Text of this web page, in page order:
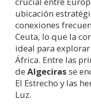
ubicación
conexiones
Ceuta, lo que la
ideal para
África. Entre las
de Algeciras se
El Estrecho y las
Luz.